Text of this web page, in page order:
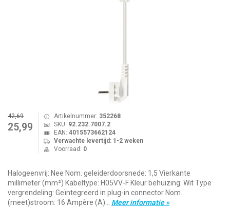
42,69
25,99
Artikelnummer: 352268
SKU: 92.232.7007.2
EAN: 4015573662124
Verwachte levertijd: 1-2 weken
Voorraad: 0
Halogeenvrij: Nee Nom. geleiderdoorsnede: 1,5 Vierkante
millimeter (mm²) Kabeltype: H05VV-F Kleur behuizing: Wit Type
vergrendeling: Geïntegreerd in plug-in connector Nom.
(meet)stroom: 16 Ampère (A)... Meer informatie »